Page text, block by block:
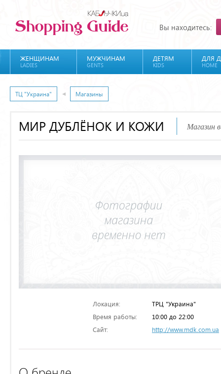
Вы находитесь:
ЖЕНЩИНАМ
LADIES
МУЖЧИНАМ
GENTS
ДЕТЯМ
KIDS
ДЛЯ
HOME
ТЦ "Украина" Магазины
МИР ДУБЛЁНОК И КОЖИ Магазин
Локация:
ТРЦ "Украина"
Время работы:
10:00 до 22:00
Сайт:
http://www.mdk.com.ua